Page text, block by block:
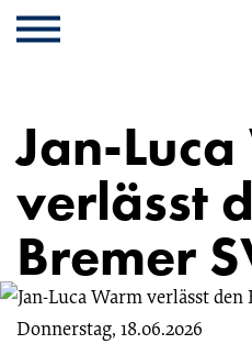
Cookie
Einstellungen
Zum
Inhalt
springen
Cookie
Einstellungen
Kopfbereich
MENU
Jan-
verlässt
Bremer
Donnerstag, 18.06.2026